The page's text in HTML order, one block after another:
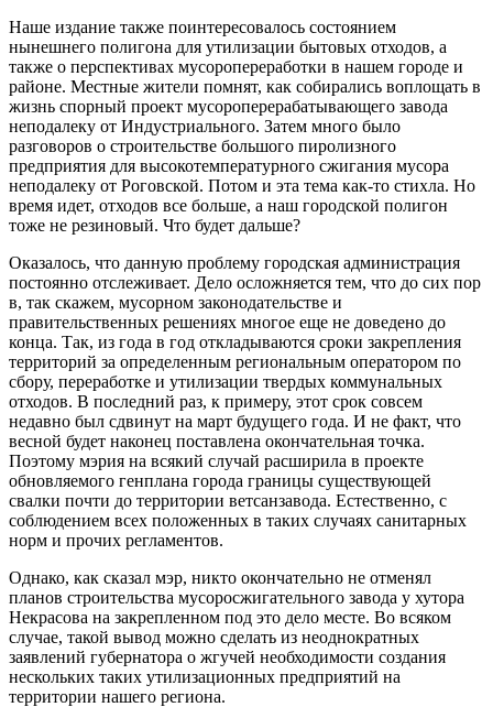
Наше издание также поинтересовалось состоянием
нынешнего полигона для утилизации бытовых отходов, а
также о перспективах мусоропереработки в нашем городе и
районе. Местные жители помнят, как собирались воплощать в
жизнь спорный проект мусороперерабатывающего завода
неподалеку от Индустриального. Затем много было
разговоров о строительстве большого пиролизного
предприятия для высокотемпературного сжигания мусора
неподалеку от Роговской. Потом и эта тема как-то стихла. Но
время идет, отходов все больше, а наш городской полигон
тоже не резиновый. Что будет дальше?
Оказалось, что данную проблему городская администрация
постоянно отслеживает. Дело осложняется тем, что до сих пор
в, так скажем, мусорном законодательстве и
правительственных решениях многое еще не доведено до
конца. Так, из года в год откладываются сроки закрепления
территорий за определенным региональным оператором по
сбору, переработке и утилизации твердых коммунальных
отходов. В последний раз, к примеру, этот срок совсем
недавно был сдвинут на март будущего года. И не факт, что
весной будет наконец поставлена окончательная точка.
Поэтому мэрия на всякий случай расширила в проекте
обновляемого генплана города границы существующей
свалки почти до территории ветсанзавода. Естественно, с
соблюдением всех положенных в таких случаях санитарных
норм и прочих регламентов.
Однако, как сказал мэр, никто окончательно не отменял
планов строительства мусоросжигательного завода у хутора
Некрасова на закрепленном под это дело месте. Во всяком
случае, такой вывод можно сделать из неоднократных
заявлений губернатора о жгучей необходимости создания
нескольких таких утилизационных предприятий на
территории нашего региона.